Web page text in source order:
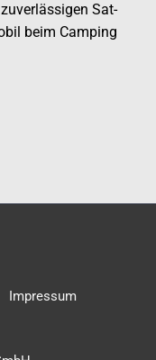
Sat-
beim Camping
Impressum